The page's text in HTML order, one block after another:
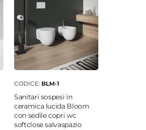
CODICE: BLM-1
Sanitari sospesi in
ceramica lucida Bloom
con sedile copri wc
softclose salvaspazio